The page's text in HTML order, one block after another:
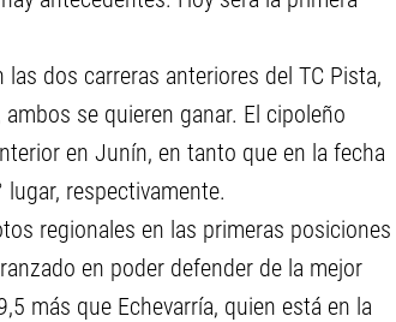
dos carreras anteriores del TC Pista,
se quieren ganar. El cipoleño
en Junín, en tanto que en la fecha
respectivamente.
regionales en las primeras posiciones
en poder defender de la mejor
más que Echevarría, quien está en la